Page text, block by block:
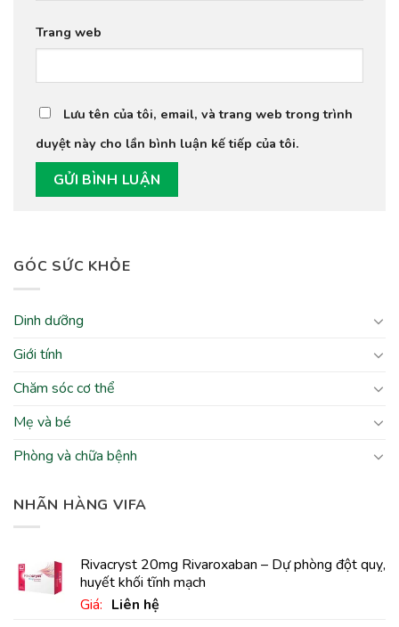
GÓC SỨC KHỎE
Dinh dưỡng
Giới tính
Chăm sóc cơ thể
Mẹ và bé
Phòng và chữa bệnh
NHÃN HÀNG VIFA
Rivacryst 20mg Rivaroxaban – Dự phòng đột quỵ,
huyết khối tĩnh mạch
Giá: Liên hệ
Trang web
Lưu tên của tôi, email, và trang web trong trình
duyệt này cho lần bình luận kế tiếp của tôi.